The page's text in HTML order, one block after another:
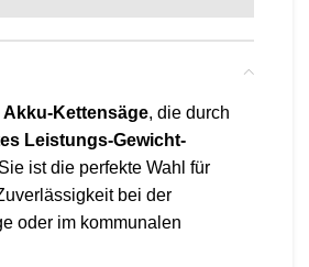
Kettensäge, die durch
Leistungs-Gewicht-
ist die perfekte Wahl für
bei der
oder im kommunalen